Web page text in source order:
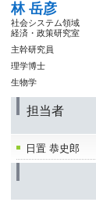
林 岳彦
社会システム領域
経済・政策研究室
主幹研究員
理学博士
生物学
担当者
日置 恭史郎